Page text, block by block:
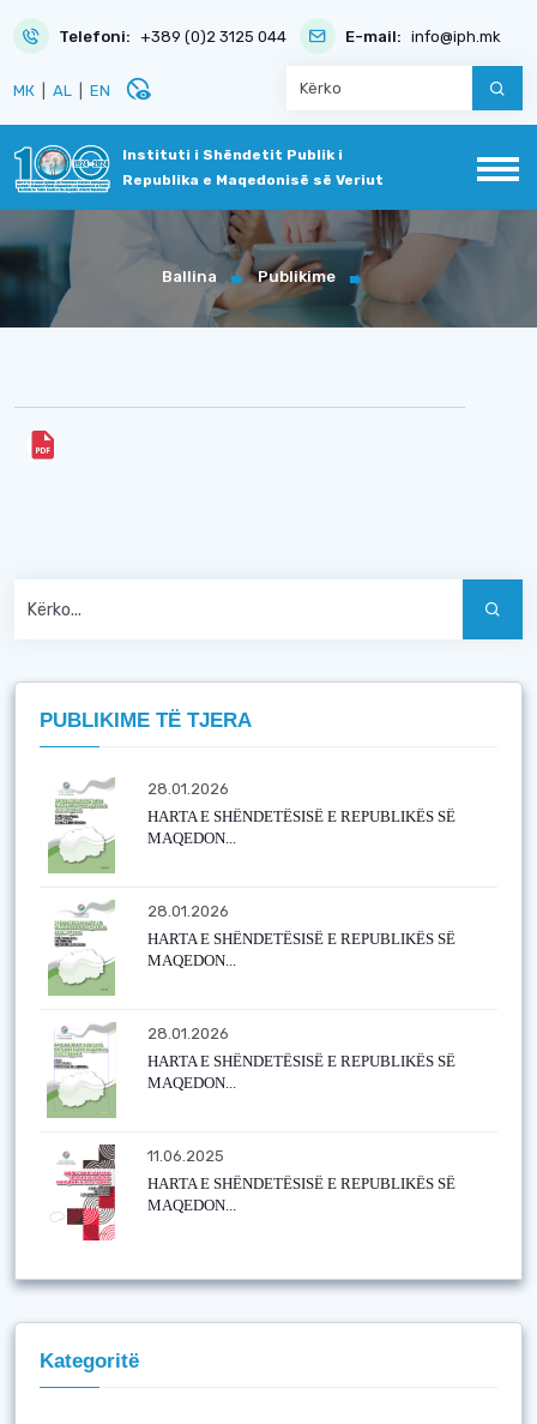
Telefoni: +389 (0)2 3125 044 E-mail: info@iph.mk
МК AL EN disabled_visible
Instituti i Shëndetit Publik i
Republika e Maqedonisë së Veriut
Ballina Publikime
PUBLIKIME TË TJERA
28.01.2026
HARTA E SHËNDETËSISË E REPUBLIKËS SË
MAQEDON...
28.01.2026
HARTA E SHËNDETËSISË E REPUBLIKËS SË
MAQEDON...
28.01.2026
HARTA E SHËNDETËSISË E REPUBLIKËS SË
MAQEDON...
11.06.2025
HARTA E SHËNDETËSISË E REPUBLIKËS SË
MAQEDON...
Kategoritë